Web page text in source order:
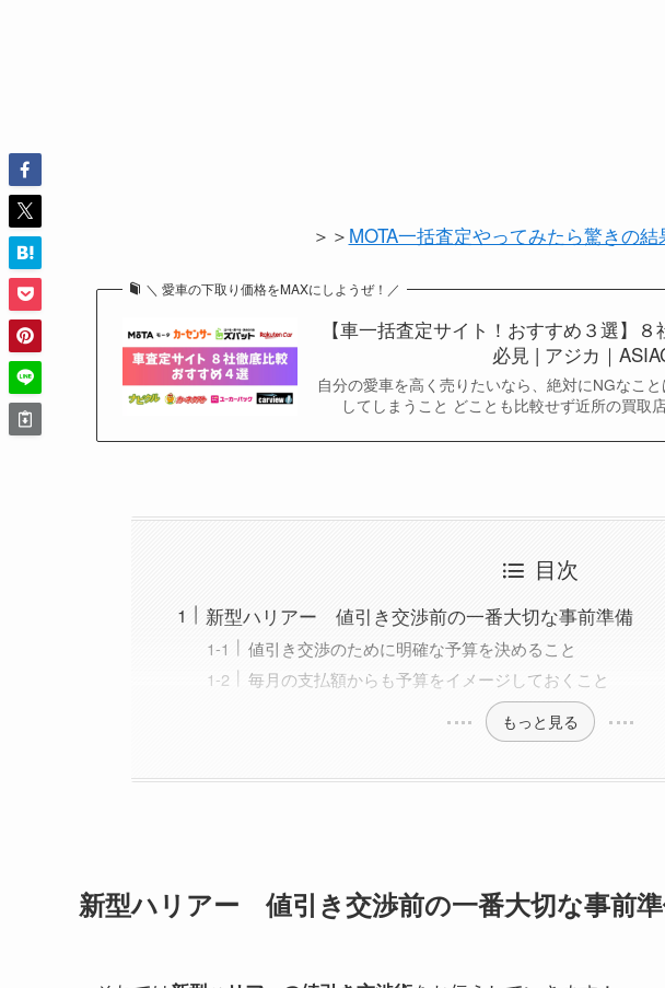
＞＞ MOTA一括査定やってみたら驚きの結
＼ 愛車の下取り価格をMAXにしようぜ！／
【車一括査定サイト！おすすめ３選】
必見 | アジカ｜
自分の愛車を高く売りたいなら、絶対にNGなこ
してしまうこと どことも比較せず近所の買取
目次
新型ハリアー 値引き交渉前の一番大切な事前準備
値引き交渉のために明確な予算を決めること
毎月の支払額からも予算をイメージしておくこと
もっと見る
新型ハリアー 値引き交渉前の一番大切な事前